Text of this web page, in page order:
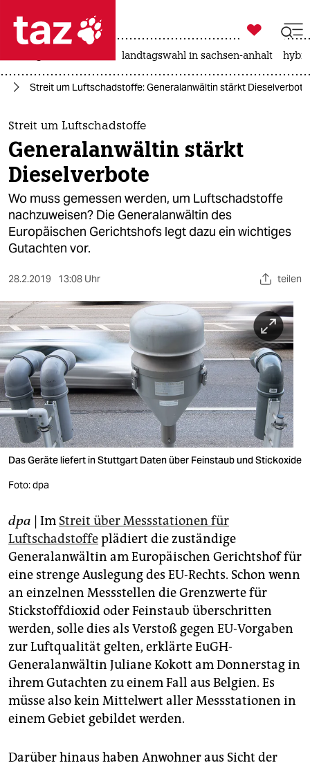
 taz zahl ich
taz zahl ich
themen
politik
öko
gesellschaft
kultur
sport
berlin
nord
wahrheit
verlag
verlag
veranstaltungen
shop
fragen & hilfe
unterstützen
abo
genossenschaft
epaper login

taz zahl ich
landtagswahl in sachsen-anhalt
Streit um Luftschadstoffe: Generalanwältin stärkt Dieselverbote
Streit um Luftschadstoffe
Generalanwältin stärkt
Dieselverbote
Wo muss gemessen werden, um Luftschadstoffe
nachzuweisen? Die Generalanwältin des
Europäischen Gerichtshofs legt dazu ein wichtiges
Gutachten vor.
28.2.2019 13:08 Uhr teilen
Das Geräte liefert in Stuttgart Daten über Feinstaub und Stickoxide
Foto: dpa
dpa | Im Streit über Messstationen für
Luftschadstoffeplädiert die zuständige
Generalanwältin am Europäischen Gerichtshof für
eine strenge Auslegung des EU-Rechts. Schon wenn
an einzelnen Messstellen die Grenzwerte für
Stickstoffdioxid oder Feinstaub überschritten
werden, solle dies als Verstoß gegen EU-Vorgaben
zur Luftqualität gelten, erklärte EuGH-
Generalanwältin Juliane Kokott am Donnerstag in
ihrem Gutachten zu einem Fall aus Belgien. Es
müsse also kein Mittelwert aller Messstationen in
einem Gebiet gebildet werden.
Darüber hinaus haben Anwohner aus Sicht der